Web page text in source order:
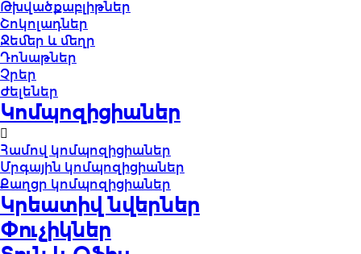
Թխվածքաբլիթներ
Շոկոլադներ
Ջեմեր և մեղր
Դոնաթներ
Չրեր
Ժելեներ
Կոմպոզիցիաներ
Համով կոմպոզիցիաներ
Մրգային կոմպոզիցիաներ
Քաղցր կոմպոզիցիաներ
Կրեատիվ նվերներ
Փուչիկներ